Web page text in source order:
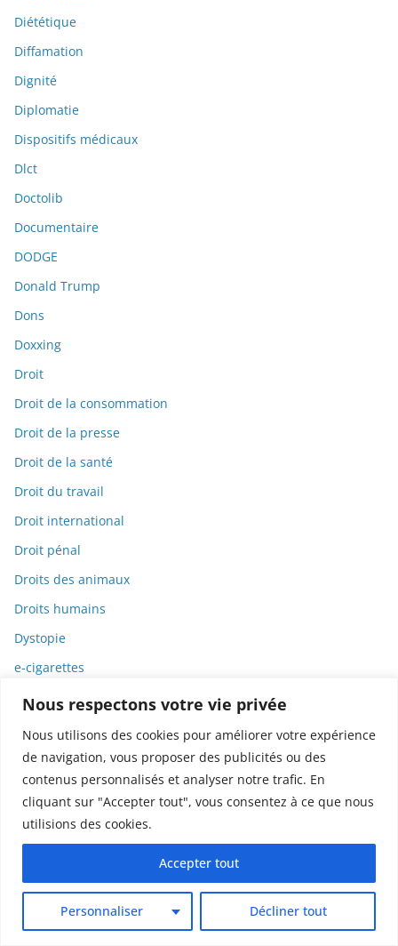
Nous respectons votre vie privée
Nous utilisons des cookies pour améliorer votre expérience
de navigation, vous proposer des publicités ou des
contenus personnalisés et analyser notre trafic. En
cliquant sur "Accepter tout", vous consentez à ce que nous
utilisions des cookies.
Personnaliser Décliner tout
Accepter tout
Diététique
Diffamation
Dignité
Diplomatie
Dispositifs médicaux
Dlct
Doctolib
Documentaire
DODGE
Donald Trump
Dons
Doxxing
Droit
Droit de la consommation
Droit de la presse
Droit de la santé
Droit du travail
Droit international
Droit pénal
Droits des animaux
Droits humains
Dystopie
e-cigarettes
E-commerce
Éco-toxicologie
Écoanxiété
Écologie
Économie
Économie solidaire et sociale
Editorial